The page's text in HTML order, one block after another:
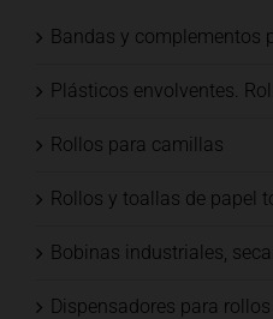
Bandas y complementos
Plásticos envolventes.
Rollos para camillas
Rollos y toallas de papel
Bobinas industriales,
Dispensadores para